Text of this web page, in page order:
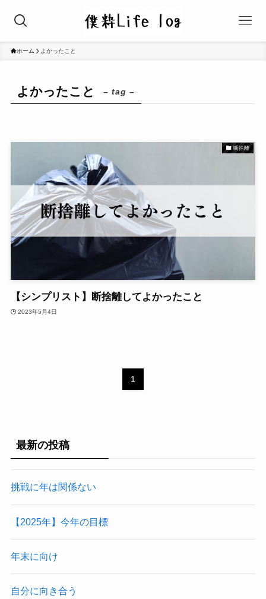
ホーム よかったこと
よかったこと – tag –
断捨離
【シンプリスト】断捨離してよかったこと
2023年5月4日
1
最新の投稿
挑戦に年は関係ない
【2025年】今年の目標
年末に向け
自分に向き合う